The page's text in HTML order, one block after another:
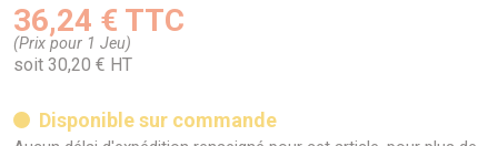
36,24 € TTC
(Prix pour 1 Jeu)
soit 30,20 € HT
Disponible sur commande